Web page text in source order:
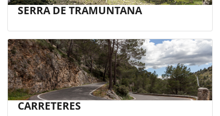
SERRA DE TRAMUNTANA
CARRETERES